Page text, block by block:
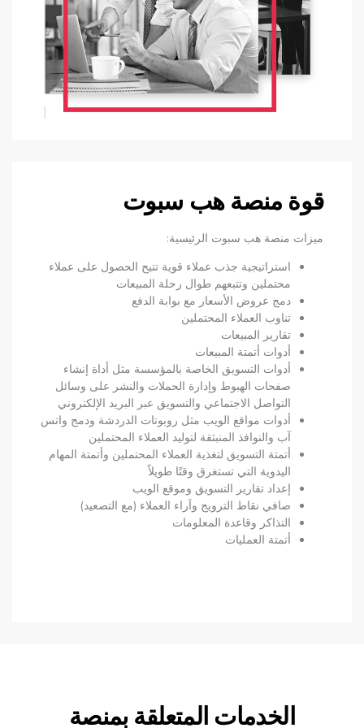
قوة منصة هب سبوت
ميزات منصة هب سبوت الرئيسية:
استراتيجية جذب عملاء قوية تتيح الحصول على عملاء
محتملين وتتبعهم طوال رحلة المبيعات
دمج عروض الأسعار مع بوابة الدفع
تناوب العملاء المحتملين
تقارير المبيعات
أدوات أتمتة المبيعات
أدوات التسويق الخاصة بالمؤسسة مثل أداة إنشاء
صفحات الهبوط وإدارة الحملات والنشر على وسائل
التواصل الاجتماعي والتسويق عبر البريد الإلكتروني
أدوات مواقع الويب مثل روبوتات الدردشة ودمج واتس
آب والنوافذ المنبثقة لتوليد العملاء المحتملين
أتمتة التسويق لتغذية العملاء المحتملين وأتمتة المهام
اليدوية التي تستغرق وقتًا طويلاً
إعداد تقارير التسويق وموقع الويب
صافي نقاط الترويج وآراء العملاء (مع التصعيد)
التذاكر وقاعدة المعلومات
أتمتة العمليات
الخدمات المتعلقة بمنصة